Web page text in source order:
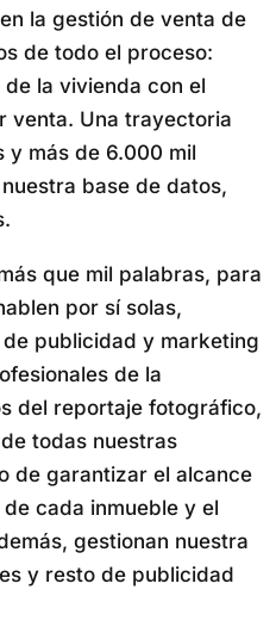
la gestión de venta de
de todo el proceso:
la vivienda con el
venta. Una trayectoria
y más de 6.000 mil
base de datos,
que mil palabras, para
por sí solas,
publicidad y marketing
de la
del reportaje fotográfico,
todas nuestras
de garantizar el alcance
cada inmueble y el
gestionan nuestra
y resto de publicidad